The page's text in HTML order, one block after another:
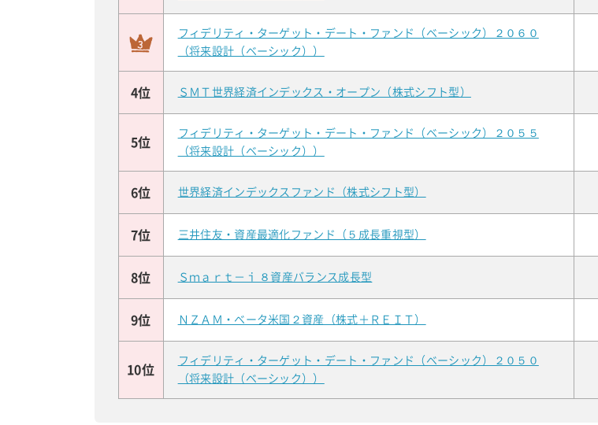
フィデリティ・ターゲット・デート・ファンド（ベーシック）２０６０
（将来設計（ベーシック））
4位 ＳＭＴ世界経済インデックス・オープン（株式シフト型）
5位
フィデリティ・ターゲット・デート・ファンド（ベーシック）２０５５
（将来設計（ベーシック））
6位 世界経済インデックスファンド（株式シフト型）
7位 三井住友・資産最適化ファンド（５成長重視型）
8位 Ｓｍａｒｔ－ｉ ８資産バランス成長型
9位 ＮＺＡＭ・ベータ米国２資産（株式＋ＲＥＩＴ）
10位
フィデリティ・ターゲット・デート・ファンド（ベーシック）２０５０
（将来設計（ベーシック））